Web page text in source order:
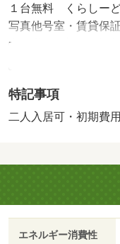
１台無料 くらしー
写真他号室・賃貸保
利用必須 初回保証
料・・・賃料総額の
特記事項
二人入居可・初期費
エネルギー消費性